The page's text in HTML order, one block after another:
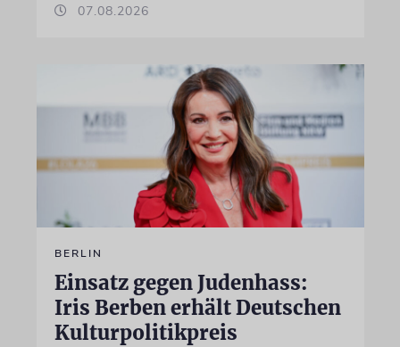
07.08.2026
BERLIN
Einsatz gegen Judenhass:
Iris Berben erhält Deutschen
Kulturpolitikpreis